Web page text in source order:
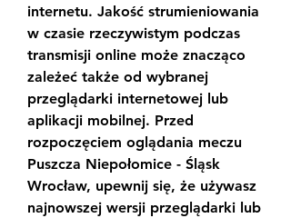
internetu. Jakość strumieniowania
w czasie rzeczywistym podczas
transmisji online może znacząco
zależeć także od wybranej
przeglądarki internetowej lub
aplikacji mobilnej. Przed
rozpoczęciem oglądania meczu
Puszcza Niepołomice - Śląsk
Wrocław, upewnij się, że używasz
najnowszej wersji przeglądarki lub